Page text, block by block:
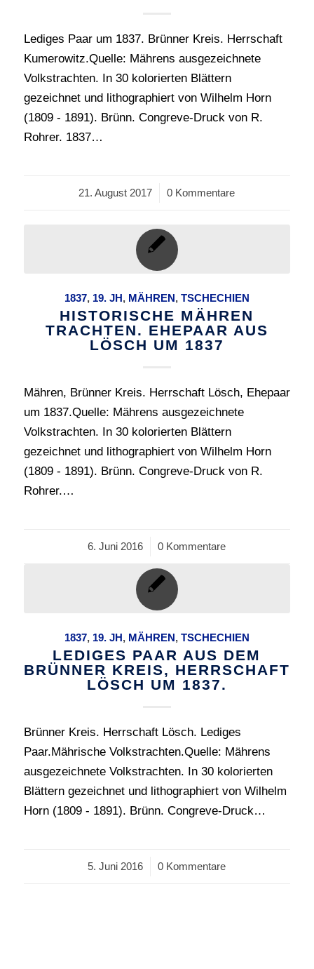
Lediges Paar um 1837. Brünner Kreis. Herrschaft
Kumerowitz.Quelle: Mährens ausgezeichnete
Volkstrachten. In 30 kolorierten Blättern
gezeichnet und lithographiert von Wilhelm Horn
(1809 - 1891). Brünn. Congreve-Druck von R.
Rohrer. 1837…
21. August 2017
/ 0 Kommentare
1837, 19. JH, MÄHREN, TSCHECHIEN
HISTORISCHE MÄHREN
TRACHTEN. EHEPAAR AUS
LÖSCH UM 1837
Mähren, Brünner Kreis. Herrschaft Lösch, Ehepaar
um 1837.Quelle: Mährens ausgezeichnete
Volkstrachten. In 30 kolorierten Blättern
gezeichnet und lithographiert von Wilhelm Horn
(1809 - 1891). Brünn. Congreve-Druck von R.
Rohrer.…
6. Juni 2016
/ 0 Kommentare
1837, 19. JH, MÄHREN, TSCHECHIEN
LEDIGES PAAR AUS DEM
BRÜNNER KREIS, HERRSCHAFT
LÖSCH UM 1837.
Brünner Kreis. Herrschaft Lösch. Lediges
Paar.Mährische Volkstrachten.Quelle: Mährens
ausgezeichnete Volkstrachten. In 30 kolorierten
Blättern gezeichnet und lithographiert von Wilhelm
Horn (1809 - 1891). Brünn. Congreve-Druck…
5. Juni 2016
/ 0 Kommentare